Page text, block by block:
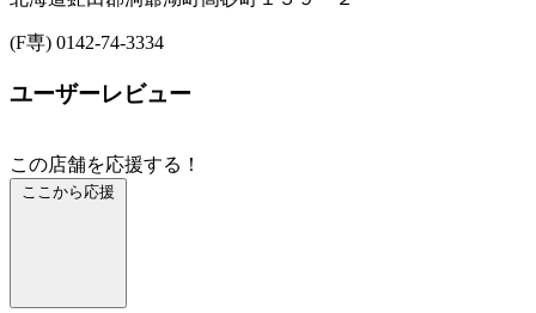
(F専) 0142-74-3334
ユーザーレビュー
この店舗を応援する！
ここから応援